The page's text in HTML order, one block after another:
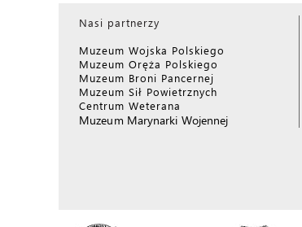
Nasi partnerzy
Muzeum Wojska Polskiego
Muzeum Oręża Polskiego
Muzeum Broni Pancernej
Muzeum Sił Powietrznych
Centrum Weterana
Muzeum Marynarki Wojennej